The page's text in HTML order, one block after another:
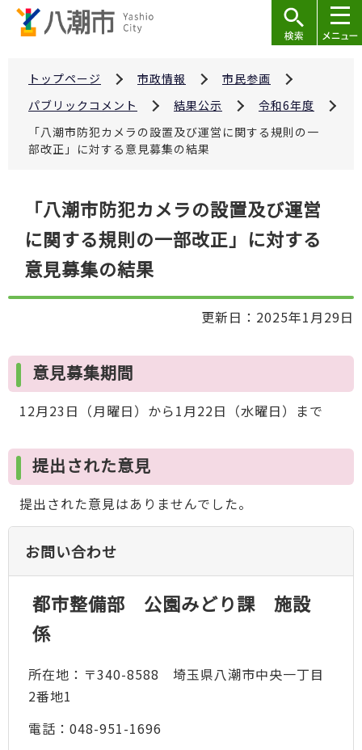
トップページ 市政情報
市民参画
パブリックコメント
結果公示
令和6年度
「八潮市防犯カメラの設置及び運営に関する規則の一
部改正」に対する意見募集の結果
ら
「八潮市防犯カメラの設置及び運営
に関する規則の一部改正」に対する
意見募集の結果
更新日：2025年1月29日
意見募集期間
12月23日（月曜日）から1月22日（水曜日）まで
提出された意見
提出された意見はありませんでした。
お問い合わせ
都市整備部 公園みどり課 施設
係
所在地：〒340-8588 埼玉県八潮市中央一丁目
2番地1
電話：048-951-1696